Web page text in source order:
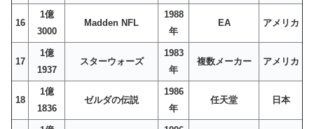
16
1億
3000
Madden NFL
1988
年
EA アメリカ
17
1億
1937
スターウォーズ
1983
年
複数メーカー アメリカ
18
1億
1836
ゼルダの伝説
1986
年
任天堂 日本